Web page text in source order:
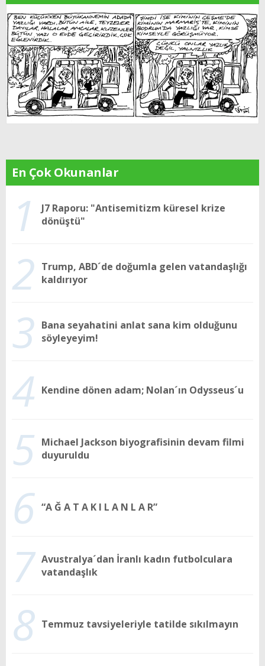
En Çok Okunanlar
1
J7 Raporu: "Antisemitizm küresel krize
dönüştü"
2 Trump, ABD´de doğumla gelen vatandaşlığı
kaldırıyor
3 Bana seyahatini anlat sana kim olduğunu
söyleyeyim!
4 Kendine dönen adam; Nolan´ın Odysseus´u
5 Michael Jackson biyografisinin devam filmi
duyuruldu
6 “A Ğ A T A K I L A N L A R”
7 Avustralya´dan İranlı kadın futbolculara
vatandaşlık
8 Temmuz tavsiyeleriyle tatilde sıkılmayın